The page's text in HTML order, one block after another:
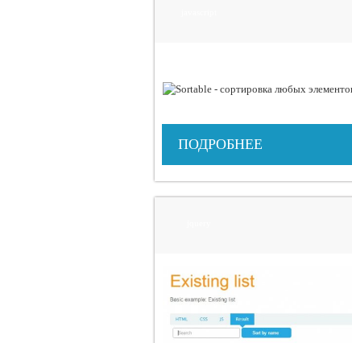
ПОДРОБНЕЕ